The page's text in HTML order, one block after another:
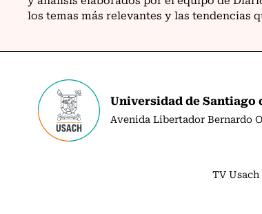
Universidad de Santiago
Avenida Libertador Bernardo
TV